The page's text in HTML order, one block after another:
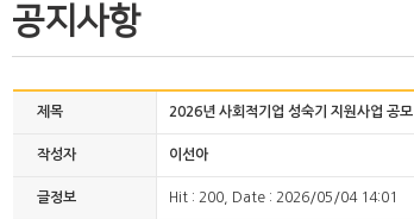
공지사항
제목 2026년 사회적기업 성숙기 지원사업 공모
작성자 이선아
글정보 Hit : 200, Date : 2026/05/04 14:01